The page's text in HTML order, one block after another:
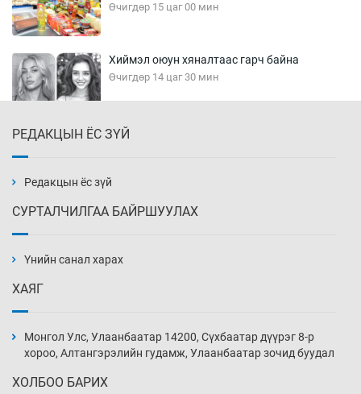
Өчигдөр 15 цаг 00 мин
Хиймэл оюун хяналтаас гарч байна
Өчигдөр 14 цаг 30 мин
Өчигдөр 14 цаг 00 мин
нэмэгджээ
Өчигдөр 13 цаг 30 мин
РЕДАКЦЫН ЁС ЗҮЙ
Редакцын ёс зүй
СУРТАЛЧИЛГАА БАЙРШУУЛАХ
Үнийн санал харах
ХАЯГ
Монгол Улс, Улаанбаатар 14200, Сүхбаатар дүүрэг 8-р
хороо, Алтангэрэлийн гудамж, Улаанбаатар зочид буудал
ХОЛБОО БАРИХ